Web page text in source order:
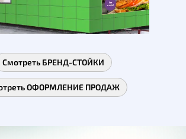
Смотреть БРЕНД-СТОЙКИ
ОФОРМЛЕНИЕ ПРОДАЖ